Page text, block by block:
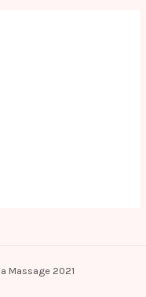
Massage 2021